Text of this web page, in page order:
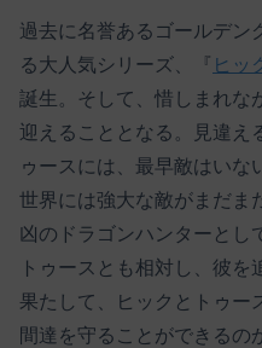
過去に名誉あるゴールデン
る大人気シリーズ、『 ヒッ
誕生。そして、惜しまれな
迎えることとなる。見違え
ゥースには、最早敵はいな
世界には強大な敵がまだま
凶のドラゴンハンターとし
トゥースとも相対し、彼を
果たして、ヒックとトゥー
間達を守ることができるの